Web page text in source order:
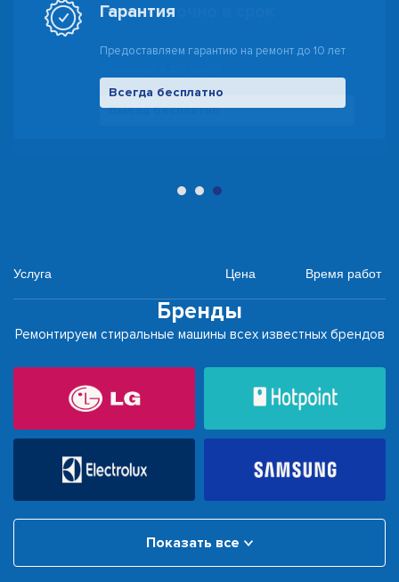
Гарантия
Предоставляем гарантию на ремонт до 10 лет
Всегда бесплатно
Услуга Цена Время работ
Бренды
Ремонтируем стиральные машины всех известных брендов
Показать все